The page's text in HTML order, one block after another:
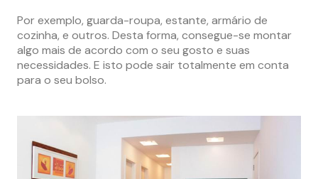
Por exemplo, guarda-roupa, estante, armário de
cozinha, e outros. Desta forma, consegue-se montar
algo mais de acordo com o seu gosto e suas
necessidades. E isto pode sair totalmente em conta
para o seu bolso.